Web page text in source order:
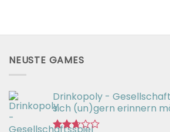
NEUSTE GAMES
Drinkopoly -
sich (un)gern erinnern